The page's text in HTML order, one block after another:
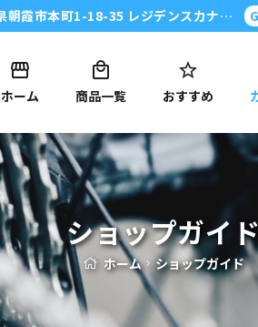
埼玉県朝霞市本町1-18-35 レジデンスカナイ101号
ホーム 商品一覧 おすすめ
ショップガイド
ホーム ショップガイド